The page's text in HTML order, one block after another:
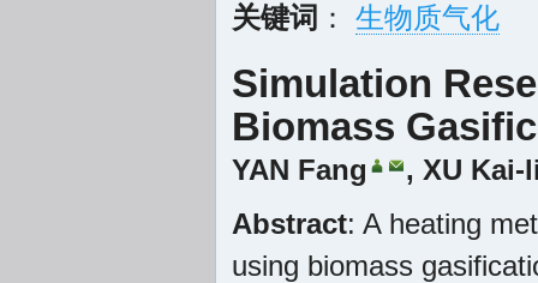
关键词 ： 生物质气化
Simulation
Biomass
YAN Fang , XU Kai-
Abstract: A heating
using biomass